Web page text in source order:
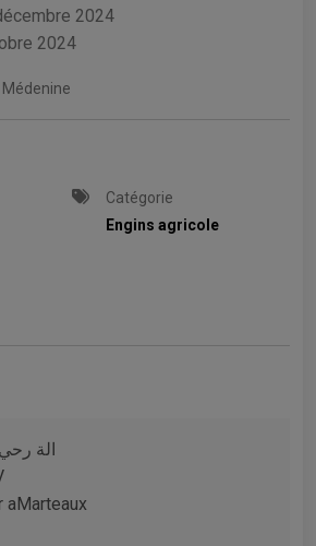
2024
2024
Médenine
Catégorie
Engins agricole
الة
aMarteaux